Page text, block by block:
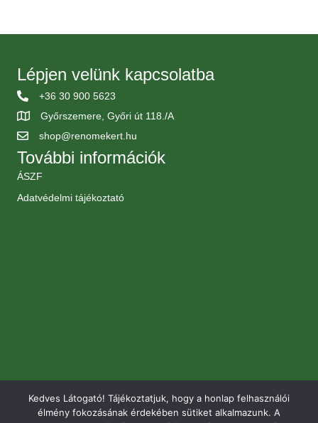
Lépjen velünk kapcsolatba
+36 30 900 5623
Győrszemere, Győri út 118./A
shop@renomekert.hu
További információk
ÁSZF
Adatvédelmi tájékoztató
Kedves Látogató! Tájékoztatjuk, hogy a honlap felhasználói
élmény fokozásának érdekében sütiket alkalmazunk. A